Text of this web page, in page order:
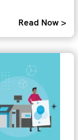
Read Now >